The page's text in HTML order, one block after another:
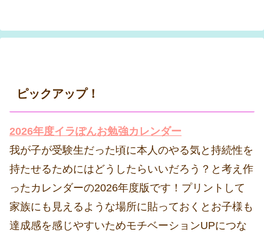
ピックアップ！
2026年度イラぽんお勉強カレンダー
我が子が受験生だった頃に本人のやる気と持続性を
持たせるためにはどうしたらいいだろう？と考え作
ったカレンダーの2026年度版です！プリントして
家族にも見えるような場所に貼っておくとお子様も
達成感を感じやすいためモチベーションUPにつな